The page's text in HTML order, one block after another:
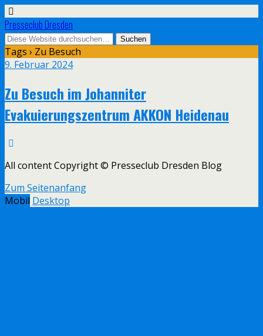
Presseclub Dresden
Tags › Zu Besuch
9. Februar 2024
Zu Besuch im Johanniter
Evakuierungszentrum AKKON Heidenau
All content Copyright © Presseclub Dresden Blog
Zum Seitenanfang
Mobil Desktop